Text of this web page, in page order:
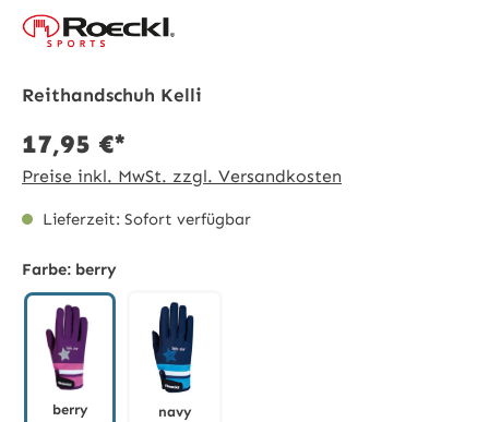
Reithandschuh Kelli
17,95 €*
Preise inkl. MwSt. zzgl. Versandkosten
Lieferzeit: Sofort verfügbar
Farbe: berry
berry navy